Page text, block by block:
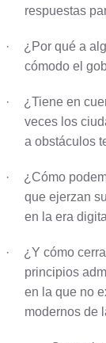
respuestas
·
¿Por qué a
cómodo el
·
¿Tiene en
veces los
a obstáculos
·
¿Cómo
que ejerzan
en la era
·
¿Y cómo
principios
en la que no
modernos de